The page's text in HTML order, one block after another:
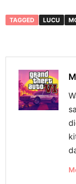
TAGGED LUCU